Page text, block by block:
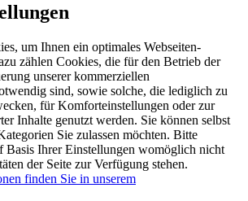
um Ihnen ein optimales Webseiten-
zählen Cookies, die für den Betrieb der
unserer kommerziellen
sind, sowie solche, die lediglich zu
für Komforteinstellungen oder zur
Inhalte genutzt werden. Sie können selbst
Sie zulassen möchten. Bitte
Basis Ihrer Einstellungen womöglich nicht
der Seite zur Verfügung stehen.
finden Sie in unserem